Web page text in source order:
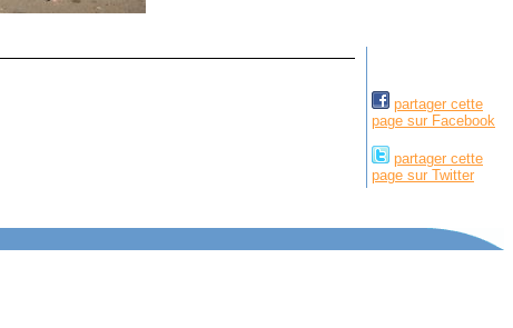
partager cette
page sur Facebook
partager cette
page sur Twitter